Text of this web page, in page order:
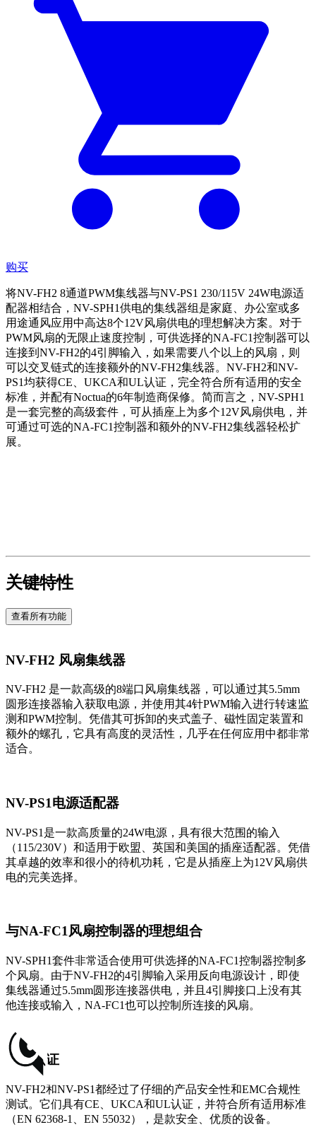
购买
将NV-FH2 8通道PWM集线器与NV-PS1 230/115V 24W电源适
配器相结合，NV-SPH1供电的集线器组是家庭、办公室或多
用途通风应用中高达8个12V风扇供电的理想解决方案。对于
PWM风扇的无限止速度控制，可供选择的NA-FC1控制器可以
连接到NV-FH2的4引脚输入，如果需要八个以上的风扇，则
可以交叉链式的连接额外的NV-FH2集线器。NV-FH2和NV-
PS1均获得CE、UKCA和UL认证，完全符合所有适用的安全
标准，并配有Noctua的6年制造商保修。简而言之，NV-SPH1
是一套完整的高级套件，可从插座上为多个12V风扇供电，并
可通过可选的NA-FC1控制器和额外的NV-FH2集线器轻松扩
展。
关键特性
查看所有功能
NV-FH2 风扇集线器
NV-FH2 是一款高级的8端口风扇集线器，可以通过其5.5mm
圆形连接器输入获取电源，并使用其4针PWM输入进行转速监
测和PWM控制。凭借其可拆卸的夹式盖子、磁性固定装置和
额外的螺孔，它具有高度的灵活性，几乎在任何应用中都非常
适合。
NV-PS1电源适配器
NV-PS1是一款高质量的24W电源，具有很大范围的输入
（115/230V）和适用于欧盟、英国和美国的插座适配器。凭借
其卓越的效率和很小的待机功耗，它是从插座上为12V风扇供
电的完美选择。
与NA-FC1风扇控制器的理想组合
NV-SPH1套件非常适合使用可供选择的NA-FC1控制器控制多
个风扇。由于NV-FH2的4引脚输入采用反向电源设计，即使
集线器通过5.5mm圆形连接器供电，并且4引脚接口上没有其
他连接或输入，NA-FC1也可以控制所连接的风扇。
安全认证
NV-FH2和NV-PS1都经过了仔细的产品安全性和EMC合规性
测试。它们具有CE、UKCA和UL认证，并符合所有适用标准
（EN 62368-1、EN 55032），是款安全、优质的设备。